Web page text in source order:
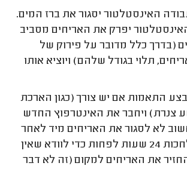
האינסטלטור יסגור את ברז המים.
יפרק את האריחים מסביב
(בדרך כלל מדובר על פירוק של
תלוי בגודל שלהם) ויוציא אותו
התאמות אם יש צורך (כגון הארכת
צנרת) ויחבר את האינטרפוץ החדש
לא לסגור את האריחים מיד לאחר
ההתקנה אלא לחכות 24 שעות לפחות כדי לוודא שאין
את האריחים למקום (זה לא דבר